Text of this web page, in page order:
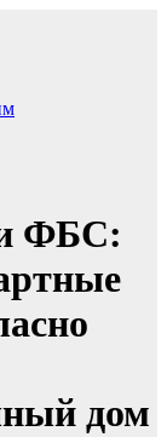
ФБС:
дом